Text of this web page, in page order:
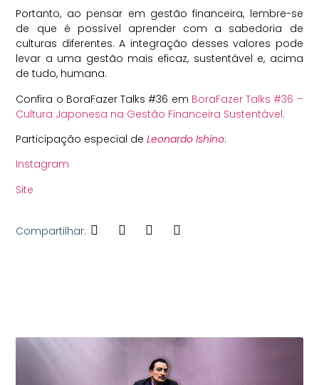
Portanto, ao pensar em gestão financeira, lembre-se
de que é possível aprender com a sabedoria de
culturas diferentes. A integração desses valores pode
levar a uma gestão mais eficaz, sustentável e, acima
de tudo, humana.
Confira o BoraFazer Talks #36 em BoraFazer Talks #36 –
Cultura Japonesa na Gestão Financeira Sustentável.
Participação especial deLeonardo Ishino:
Instagram
Site
Compartilhar:
Veja Também: